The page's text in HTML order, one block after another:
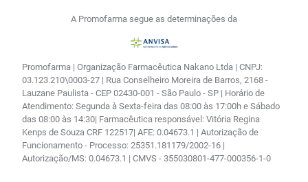
A Promofarma segue as determinações da
Promofarma | Organização Farmacêutica Nakano Ltda | CNPJ:
03.123.210\0003-27 | Rua Conselheiro Moreira de Barros, 2168 -
Lauzane Paulista - CEP 02430-001 - São Paulo - SP | Horário de
Atendimento: Segunda à Sexta-feira das 08:00 às 17:00h e Sábado
das 08:00 às 14:30| Farmacêutica responsável: Vitória Regina
Kenps de Souza CRF 122517| AFE: 0.04673.1 | Autorização de
Funcionamento - Processo: 25351.181179/2002-16 |
Autorização/MS: 0.04673.1 | CMVS - 355030801-477-000356-1-0